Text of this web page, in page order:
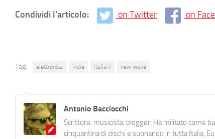
Condividi l'articolo: on Twitter on
Tag: elettronica indie italiani new wave
Antonio Bacciocchi
Scrittore, musicista, blogger. Ha militato come
cinquantina di dischi e suonando in tutta Italia,